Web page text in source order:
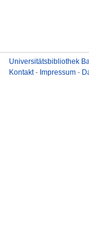
Universitätsbibliothek
Kontakt- Impressum -